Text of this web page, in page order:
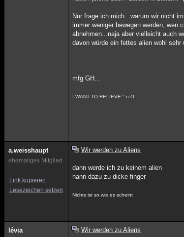
Nur frage ich mich...warum wir nicht
immer weniger bewegen werden, wen
abnehmen...naja aber vielleicht auch
davon würde ein fettes alien wohl
mfg GH...
I WANT TO BELIEVE ° o O
a.weisshaupt
ehemaliges Mitglied
Link kopieren
Lesezeichen setzen
Wir werden zu Aliens
dann werde ich zu keinem alien
hann dazu zu dicke finger
Nichts ist so,wie es scheint
lévia Wir werden zu Aliens